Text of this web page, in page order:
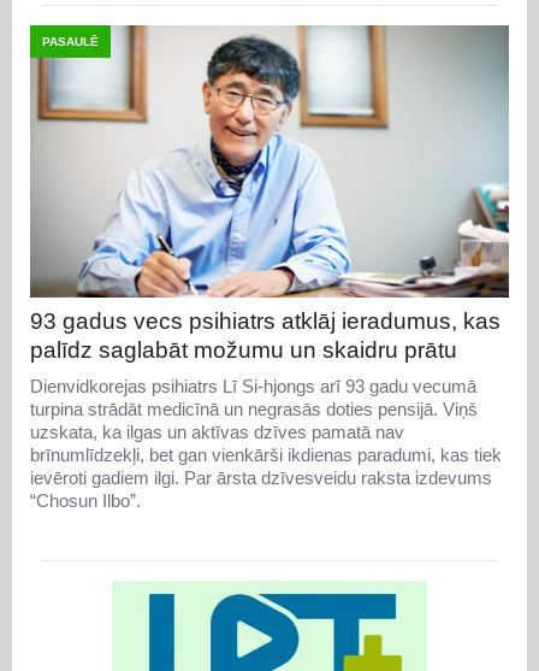
PASAULĒ
93 gadus vecs psihiatrs atklāj ieradumus, kas
palīdz saglabāt možumu un skaidru prātu
Dienvidkorejas psihiatrs Lī Si-hjongs arī 93 gadu vecumā
turpina strādāt medicīnā un negrasās doties pensijā. Viņš
uzskata, ka ilgas un aktīvas dzīves pamatā nav
brīnumlīdzekļi, bet gan vienkārši ikdienas paradumi, kas tiek
ievēroti gadiem ilgi. Par ārsta dzīvesveidu raksta izdevums
“Chosun Ilbo”.